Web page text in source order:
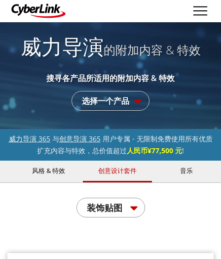
威力导演的附加内容 & 特效
搜寻各产品所适用的附加内容 & 特效
选择一个产品
威力导演 365与创意导演 365用户专属 - 无限制免费使用所有优质
扩充内容与特效，总价值超过人民币¥77,500 元!
风格 & 特效 创意设计套件 音乐
装饰贴图